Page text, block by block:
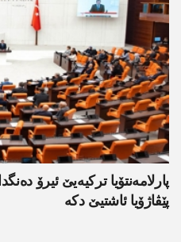
پارلامەنتۆیا ترکیەیێ ئیرۆ
پێڤاژۆیا ئاشتیێ دکە